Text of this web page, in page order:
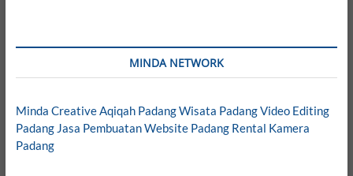
MINDA NETWORK
Minda CreativeAqiqah PadangWisata PadangVideo Editing
Padang Jasa Pembuatan Website Padang Rental Kamera
Padang